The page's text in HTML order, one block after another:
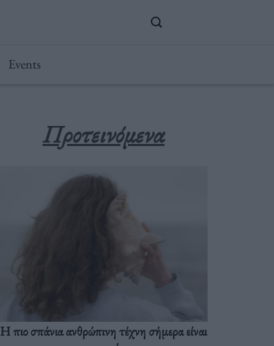
Events
Προτεινόμενα
Η πιο σπάνια ανθρώπινη τέχνη σήμερα είναι